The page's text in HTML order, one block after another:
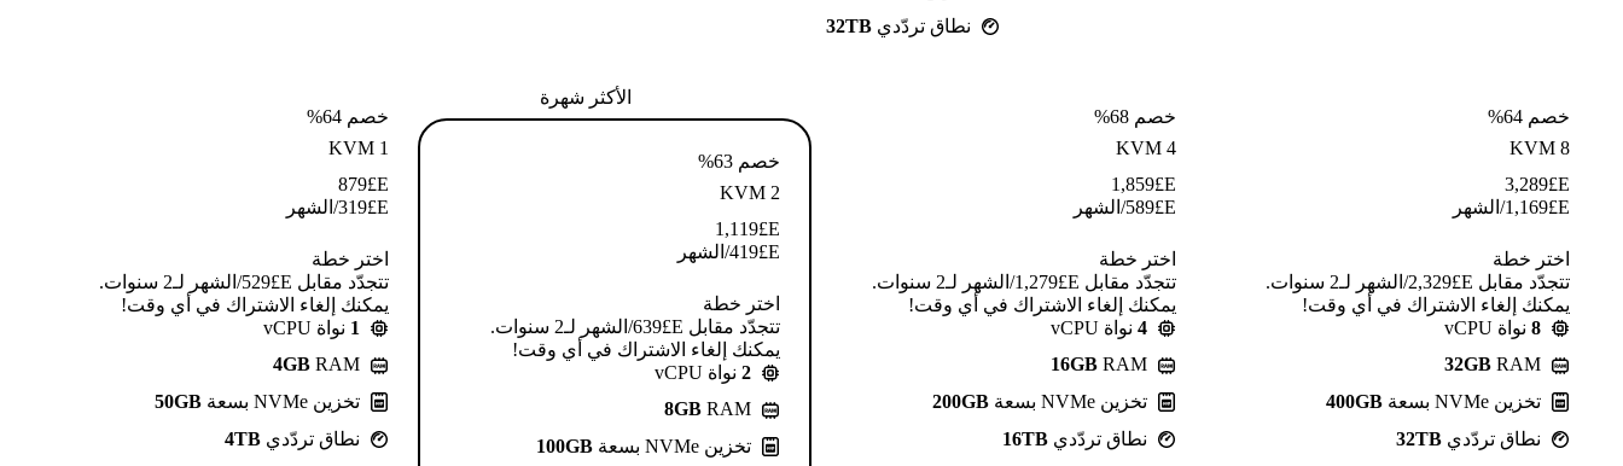
نطاق تردّدي 32TB
خصم 64%
KVM 1
E£
879
E£
319/الشهر
اختر خطة
تتجدّد مقابل E£⁦529⁩/الشهر لـ2 سنوات.
يمكنك إلغاء الاشتراك في أي وقت!
1 نواة vCPU
4GB RAM
تخزين NVMe بسعة
50GB
نطاق تردّدي 4TB
الأكثر شهرة
خصم 63%
KVM 2
E£
1,119
E£
419/الشهر
اختر خطة
تتجدّد مقابل E£⁦639⁩/الشهر لـ2 سنوات.
يمكنك إلغاء الاشتراك في أي وقت!
2 نواة vCPU
8GB RAM
تخزين NVMe بسعة
100GB
خصم 68%
KVM 4
E£
1,859
E£
589/الشهر
اختر خطة
تتجدّد مقابل E£⁦1,279⁩/الشهر لـ2 سنوات.
يمكنك إلغاء الاشتراك في أي وقت!
4 نواة vCPU
16GB RAM
تخزين NVMe بسعة
200GB
نطاق تردّدي 16TB
خصم 64%
KVM 8
E£
3,289
E£
1,169/الشهر
اختر خطة
تتجدّد مقابل E£⁦2,329⁩/الشهر لـ2 سنوات.
يمكنك إلغاء الاشتراك في أي وقت!
8 نواة vCPU
32GB RAM
تخزين NVMe بسعة
400GB
نطاق تردّدي 32TB